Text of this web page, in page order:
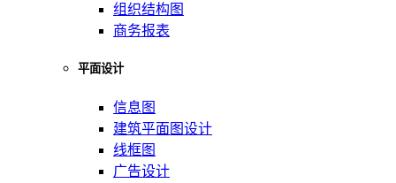
组织结构图
商务报表
平面设计
信息图
建筑平面图设计
线框图
广告设计